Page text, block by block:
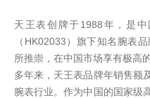
天王表创牌于1988年，是
（HK02033）旗下知名腕表
所推崇，在中国市场享有极高
多年来，天王表品牌年销售额
腕表行业。作为中国的国家级